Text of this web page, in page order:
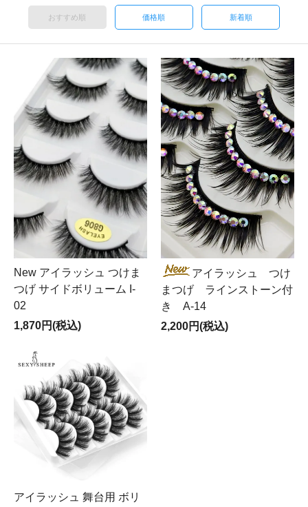
おすすめ順 価格順 新着順
New アイラッシュ つけま
つげ サイドボリューム I-
02
1,870円(税込)
アイラッシュ つけ
まつげ ラインストーン付
き A-14
2,200円(税込)
アイラッシュ 舞台用 ボリ